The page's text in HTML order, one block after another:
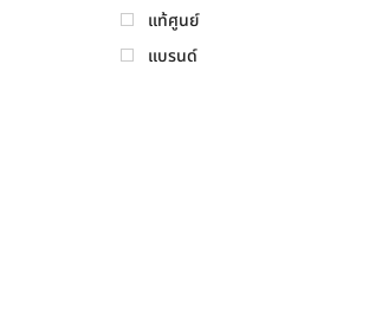
แท้ศูนย์
แบรนด์